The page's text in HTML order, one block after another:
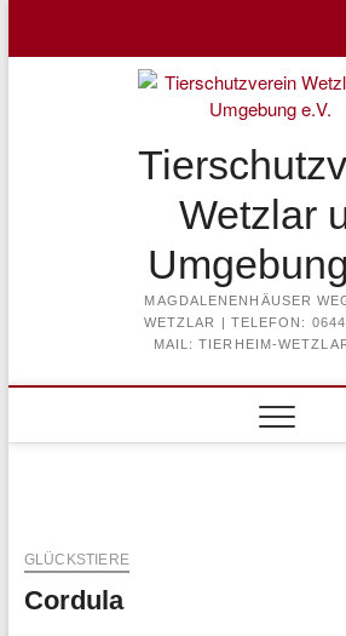
content
Wetzlar
MAGDALENENHÄUSER
WETZLAR | TELEFON:
MAIL: TIERHEIM-
GLÜCKSTIERE
Cordula